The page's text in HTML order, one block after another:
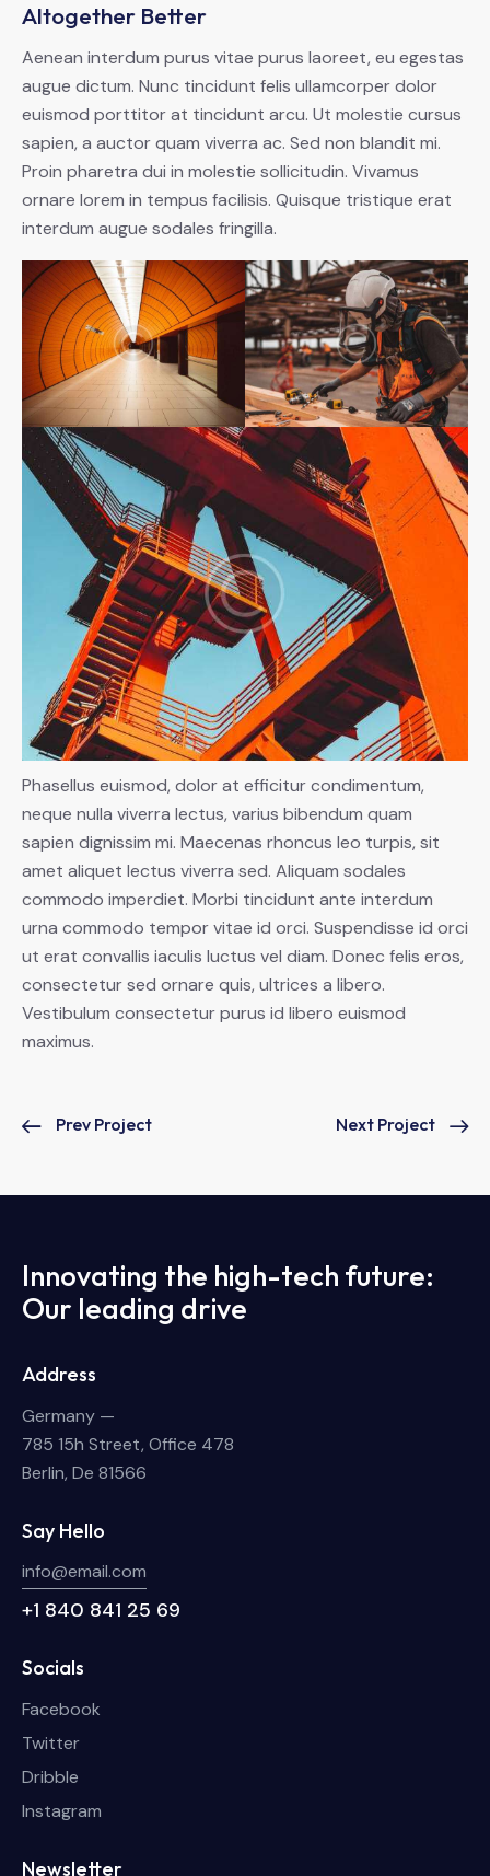
Altogether Better
Aenean interdum purus vitae purus laoreet, eu egestas
augue dictum. Nunc tincidunt felis ullamcorper dolor
euismod porttitor at tincidunt arcu. Ut molestie cursus
sapien, a auctor quam viverra ac. Sed non blandit mi.
Proin pharetra dui in molestie sollicitudin. Vivamus
ornare lorem in tempus facilisis. Quisque tristique erat
interdum augue sodales fringilla.
Phasellus euismod, dolor at efficitur condimentum,
neque nulla viverra lectus, varius bibendum quam
sapien dignissim mi. Maecenas rhoncus leo turpis, sit
amet aliquet lectus viverra sed. Aliquam sodales
commodo imperdiet. Morbi tincidunt ante interdum
urna commodo tempor vitae id orci. Suspendisse id orci
ut erat convallis iaculis luctus vel diam. Donec felis eros,
consectetur sed ornare quis, ultrices a libero.
Vestibulum consectetur purus id libero euismod
maximus.
Prev Project Next Project
Innovating the high-tech future:
Our leading drive
Address
Germany —
785 15h Street, Office 478
Berlin, De 81566
Say Hello
info@email.com
+1 840 841 25 69
Socials
Facebook
Twitter
Dribble
Instagram
Newsletter